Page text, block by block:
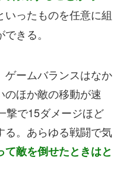
ったものを任意に組
きる。
ゲームバランスはなか
ほか敵の移動が速
撃で15ダメージほど
る。あらゆる戦闘で気
て敵を倒せたときはと